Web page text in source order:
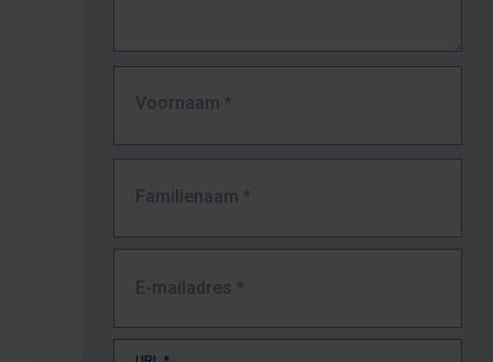
Voornaam *
Familienaam *
E-mailadres *